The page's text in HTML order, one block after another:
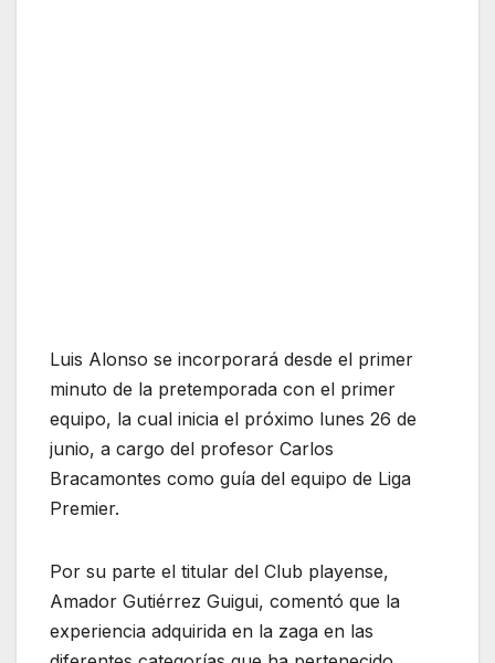
Luis Alonso se incorporará desde el primer
minuto de la pretemporada con el primer
equipo, la cual inicia el próximo lunes 26 de
junio, a cargo del profesor Carlos
Bracamontes como guía del equipo de Liga
Premier.
Por su parte el titular del Club playense,
Amador Gutiérrez Guigui, comentó que la
experiencia adquirida en la zaga en las